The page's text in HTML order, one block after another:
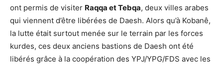
ont permis de visiter Raqqa et Tebqa, deux villes arabes
qui viennent d’être libérées de Daesh. Alors qu’à Kobanê,
la lutte était surtout menée sur le terrain par les forces
kurdes, ces deux anciens bastions de Daesh ont été
libérés grâce à la coopération des YPJ/YPG/FDS avec les